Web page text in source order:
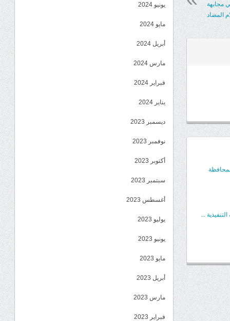
مجابهة
المضاد
...
يونيو 2024
مايو 2024
أبريل 2024
مارس 2024
فبراير 2024
يناير 2024
ديسمبر 2023
نوفمبر 2023
أكتوبر 2023
سبتمبر 2023
أغسطس 2023
يوليو 2023
يونيو 2023
مايو 2023
أبريل 2023
مارس 2023
فبراير 2023